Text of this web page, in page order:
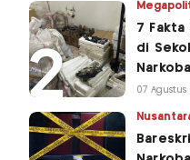
7 Fakta
di
07